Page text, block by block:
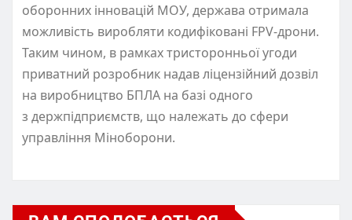
оборонних інновацій МОУ, держава отримала
можливість виробляти кодифіковані FPV-дрони.
Таким чином, в рамках тристоронньої угоди
приватний розробник надав ліцензійний дозвіл
на виробництво БПЛА на базі одного
з держпідприємств, що належать до сфери
управління Міноборони.